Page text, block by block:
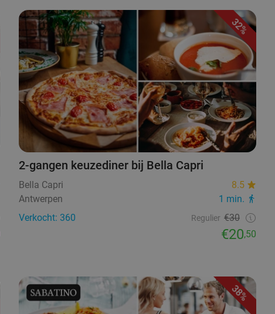
32%
2-gangen keuzediner bij Bella Capri
Bella Capri
8.5
Antwerpen
1 min.
Verkocht: 360
Regulier €30
€20,50
38%